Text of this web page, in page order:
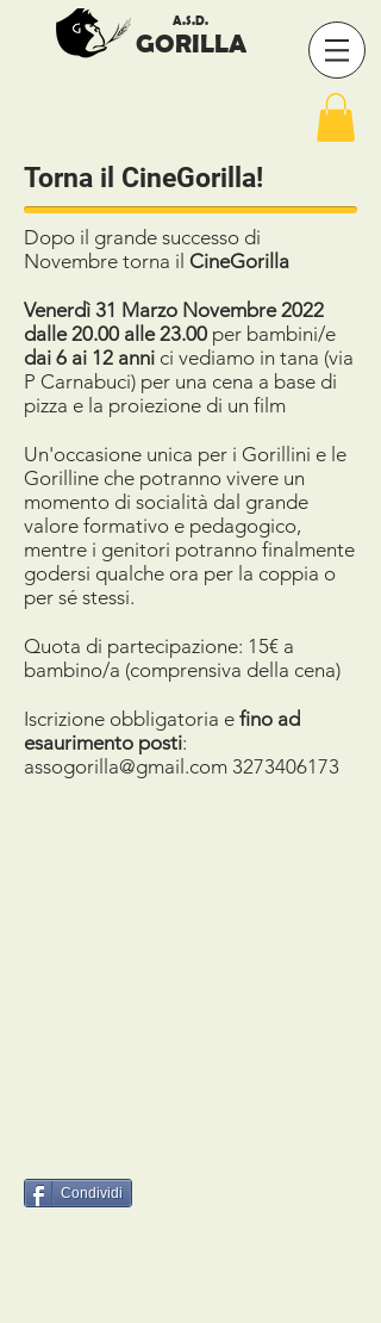
A.S.D.
GORILLA
Torna il CineGorilla!
Dopo il grande successo di
Novembre torna il CineGorilla
Venerdì 31 Marzo Novembre 2022
dalle 20.00 alle 23.00 per bambini/e
dai 6 ai 12 anni ci vediamo in tana (via
P Carnabuci) per una cena a base di
pizza e la proiezione di un film
Un'occasione unica per i Gorillini e le
Gorilline che potranno vivere un
momento di socialità dal grande
valore formativo e pedagogico,
mentre i genitori potranno finalmente
godersi qualche ora per la coppia o
per sé stessi.
Quota di partecipazione: 15€ a
bambino/a (comprensiva della cena)
Iscrizione obbligatoria e fino ad
esaurimento posti:
assogorilla@gmail.com 3273406173
Condividi